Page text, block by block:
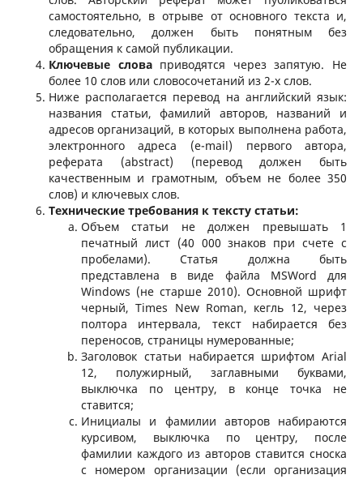
самостоятельно, в отрыве от основного текста и,
следовательно, должен быть понятным без
обращения к самой публикации.
Ключевые слова приводятся через запятую. Не
более 10 слов или словосочетаний из 2-х слов.
Ниже располагается перевод на английский язык:
названия статьи, фамилий авторов, названий и
адресов организаций, в которых выполнена работа,
электронного адреса (e-mail) первого автора,
реферата (abstract) (перевод должен быть
качественным и грамотным, объем не более 350
слов) и ключевых слов.
Технические требования к тексту статьи:
Объем статьи не должен превышать 1
печатный лист (40 000 знаков при счете с
пробелами). Статья должна быть
представлена в виде файла MSWord для
Windows (не старше 2010). Основной шрифт
черный, Times New Roman, кегль 12, через
полтора интервала, текст набирается без
переносов, страницы нумерованные;
Заголовок статьи набирается шрифтом Arial
12, полужирный, заглавными буквами,
выключка по центру, в конце точка не
ставится;
Инициалы и фамилии авторов набираются
курсивом, выключка по центру, после
фамилии каждого из авторов ставится сноска
с номером организации (если организация